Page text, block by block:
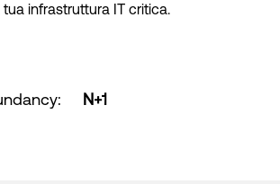
infrastruttura IT critica.
: N+1